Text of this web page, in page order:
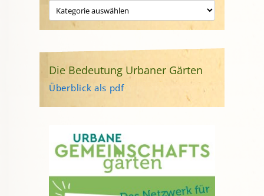
Die Bedeutung Urbaner Gärten
Überblick als pdf